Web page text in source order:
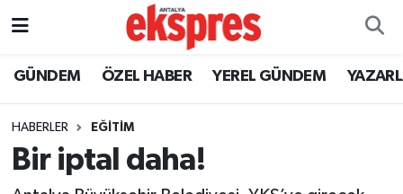
GÜNDEM ÖZEL HABER YEREL GÜNDEM
HABERLER EĞİTİM
Bir iptal daha!
ÖZEL HABER
YEREL GÜNDEM
Nöbetçi Eczaneler
Trafik Durumu